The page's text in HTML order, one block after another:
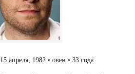
15 апреля, 1982 • овен • 33 года